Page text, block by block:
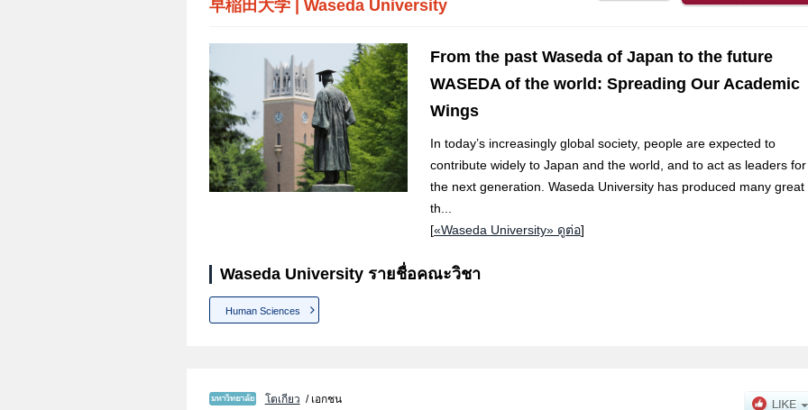
早稲田大学 | Waseda University
From the past Waseda of Japan to the future
WASEDA of the world: Spreading Our Academic
Wings
In today’s increasingly global society, people are expected to
contribute widely to Japan and the world, and to act as leaders for
the next generation. Waseda University has produced many great
th...
[«Waseda University» ดูต่อ]
Waseda University รายชื่อคณะวิชา
Human Sciences
โตเกียว / เอกชน